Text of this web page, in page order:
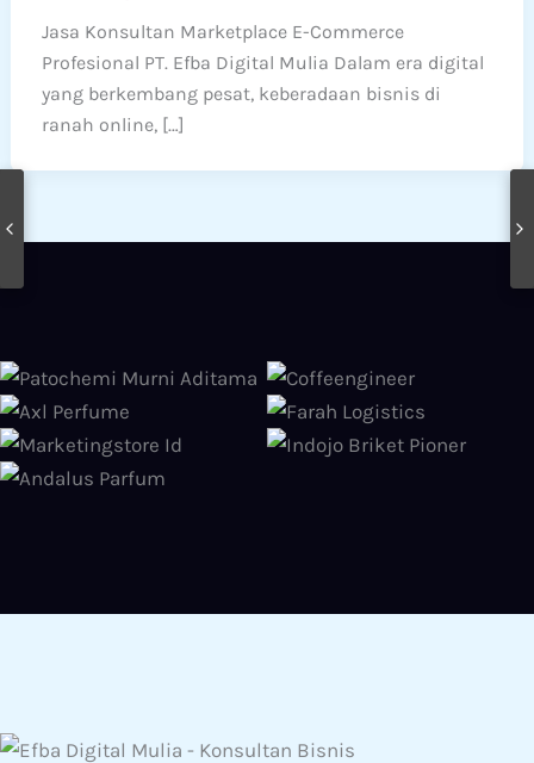
Jasa Konsultan Marketplace E-Commerce
Profesional PT. Efba Digital Mulia Dalam era digital
yang berkembang pesat, keberadaan bisnis di
ranah online, […]